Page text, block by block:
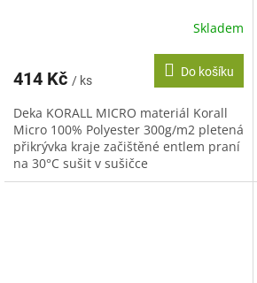
Skladem
414 Kč / ks
Do košíku
Deka KORALL MICRO materiál Korall
Micro 100% Polyester 300g/m2 pletená
přikrývka kraje začištěné entlem praní
na 30°C sušit v sušičce
nedoporučujeme žehlit